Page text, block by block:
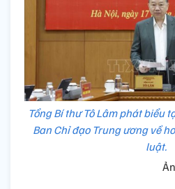
Tổng Bí thư Tô Lâm phát biểu
Ban Chỉ đạo Trung ương về
luật.